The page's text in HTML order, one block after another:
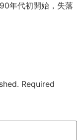
年代初開始，失落
Required